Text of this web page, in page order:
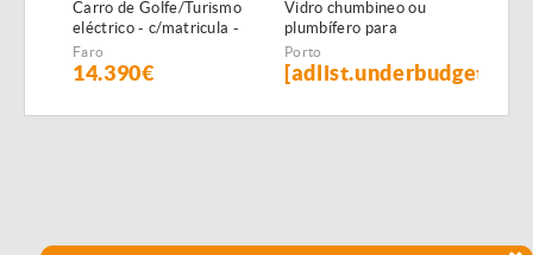
Carro de Golfe/Turismo
eléctrico - c/matricula -
6 PAX - NOVO
Faro
14.390€
Vidro chumbineo ou
plumbífero para
proteçao radiologica
Porto
[adlist.underbudget]